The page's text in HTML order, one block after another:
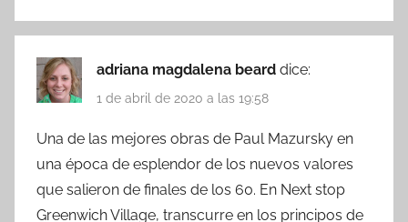
adriana magdalena beard dice:
1 de abril de 2020 a las 19:58
Una de las mejores obras de Paul Mazursky en
una época de esplendor de los nuevos valores
que salieron de finales de los 60. En Next stop
Greenwich Village, transcurre en los principos de